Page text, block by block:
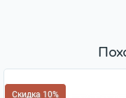
Скидка 10%